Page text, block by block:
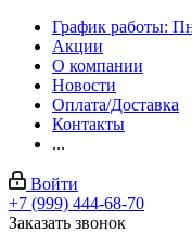
График работы:
Акции
О компании
Новости
Оплата/Доставка
Контакты
...
Войти
+7 (999) 444-68-70
Заказать звонок